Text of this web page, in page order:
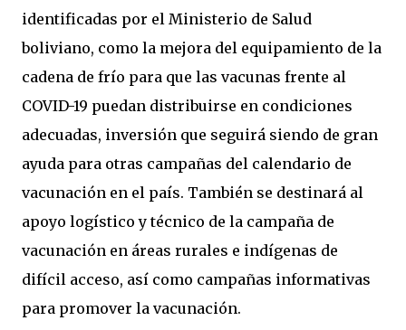
identificadas por el Ministerio de Salud
boliviano, como la mejora del equipamiento de la
cadena de frío para que las vacunas frente al
COVID-19 puedan distribuirse en condiciones
adecuadas, inversión que seguirá siendo de gran
ayuda para otras campañas del calendario de
vacunación en el país. También se destinará al
apoyo logístico y técnico de la campaña de
vacunación en áreas rurales e indígenas de
difícil acceso, así como campañas informativas
para promover la vacunación.